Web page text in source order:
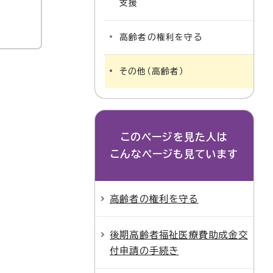
支援
高齢者の権利を守る
その他（高齢者）
このページを見た人は
こんなページも見ています
高齢者の権利を守る
後期高齢者福祉医療費助成金交
付申請の手続き